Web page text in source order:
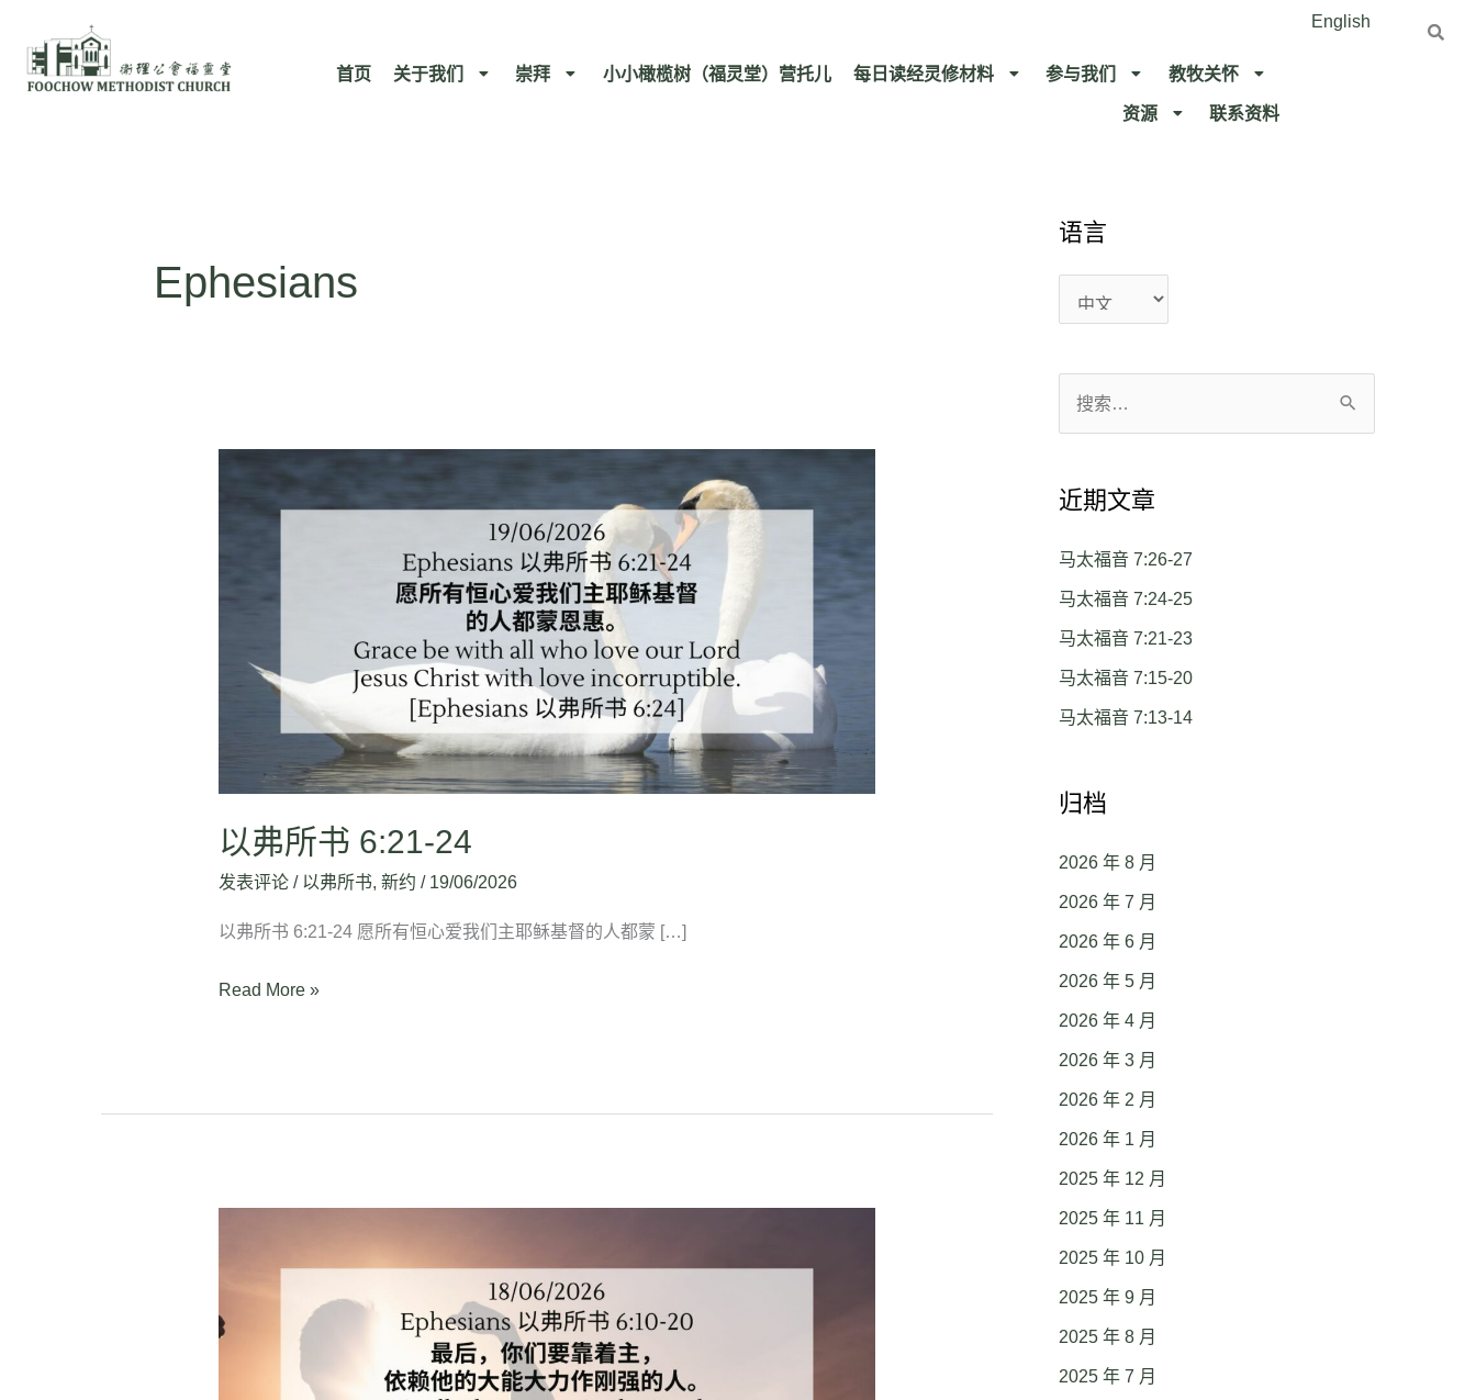
English
首页 关于我们 崇拜 小小橄榄树（福灵堂）营托儿 每日读经灵修材料 参与我们
教牧关怀​
资源
联系资料​
Ephesians
以弗所书 6:21-24
发表评论 / 以弗所书, 新约 / 19/06/2026
以弗所书 6:21-24 愿所有恒心爱我们主耶稣基督的人都蒙 […]
以
Read More »
书
语言
语
近期文章
马太福音 7:26-27
马太福音 7:24-25
马太福音 7:21-23
马太福音 7:15-20
马太福音 7:13-14
归档
2026 年 8 月
2026 年 7 月
2026 年 6 月
2026 年 5 月
2026 年 4 月
2026 年 3 月
2026 年 2 月
2026 年 1 月
2025 年 12 月
2025 年 11 月
2025 年 10 月
2025 年 9 月
2025 年 8 月
2025 年 7 月
语